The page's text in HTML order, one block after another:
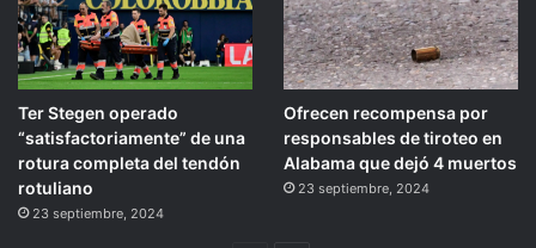
Ter Stegen operado
“satisfactoriamente” de una
rotura completa del tendón
rotuliano
23 septiembre, 2024
Ofrecen recompensa por
responsables de tiroteo en
Alabama que dejó 4 muertos
23 septiembre, 2024